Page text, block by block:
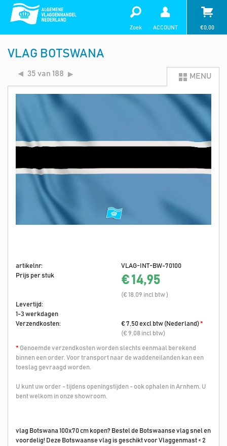
Zoek ACCOUNT €0,00
VLAG BOTSWANA
35 van 188 MENU
artikelnr:
VLAG-INT-BW-70100
Prijs per stuk
€ 14,95
(€ 18,09 incl btw )
Levertijd:
1-3 werkdagen
Verzendkosten:
€ 7,50 excl btw (Nederland)*
(€ 9,08 incl btw)
* Genoemde verzendkosten worden slechts eenmaal berekend
binnen een order. Voor transport naar de waddeneilanden kan een
toeslag gevraagd worden.
U kunt uw order - tijdens openingstijden - ook ophalen in Arnhem. U
bent welkom in onze showroom.
vlag Botswana 100x70 cm kopen? Bestel de Botswaanse vlag snel en
voordelig! Deze Botswaanse vlag is geschikt voor Vlaggenmast < 2